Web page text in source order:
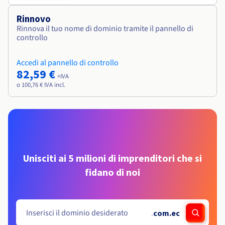
Rinnovo
Rinnova il tuo nome di dominio tramite il pannello di
controllo
Accedi al pannello di controllo
82,59 € +IVA
o 100,76 € IVA incl.
Unisciti ai 5 milioni di imprenditori che si
fidano di noi
.com.ec